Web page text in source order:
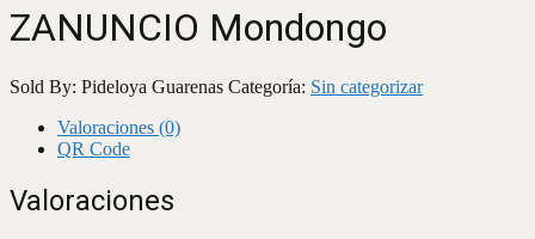
ZANUNCIO Mondongo
Sold By: Pideloya Guarenas Categoría: Sin categorizar
Valoraciones (0)
QR Code
Valoraciones